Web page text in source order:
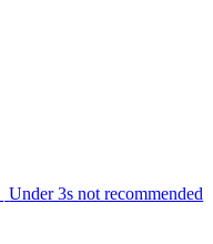
Under 3s not recommended